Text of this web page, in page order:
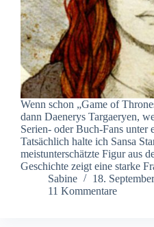
Wenn schon „Game of
dann Daenerys Targaeryen,
Serien- oder Buch-Fans unter
Tatsächlich halte ich Sansa
meistunterschätzte Figur aus
Geschichte zeigt eine starke
Sabine
18.
11 Kommentare